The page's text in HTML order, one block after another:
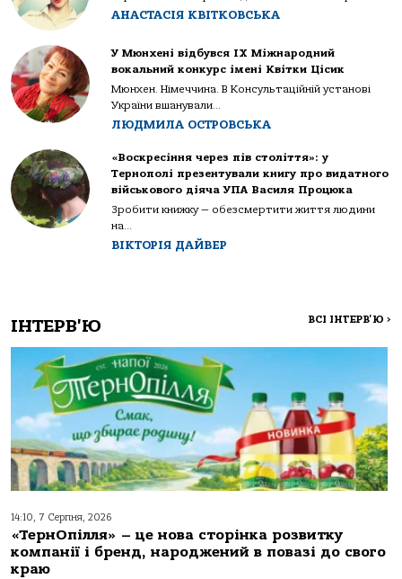
АНАСТАСІЯ КВІТКОВСЬКА
У Мюнхені відбувся IX Міжнародний
вокальний конкурс імені Квітки Цісик
Мюнхен. Німеччина. В Консультаційній установі
України вшанували...
ЛЮДМИЛА ОСТРОВСЬКА
«Воскресіння через пів століття»: у
Тернополі презентували книгу про видатного
військового діяча УПА Василя Процюка
Зробити книжку — обезсмертити життя людини
на...
ВІКТОРІЯ ДАЙВЕР
ІНТЕРВ'Ю ВСІ ІНТЕРВ'Ю >
14:10, 7 Серпня, 2026
«ТернОпілля» – це нова сторінка розвитку
компанії і бренд, народжений в повазі до свого
краю